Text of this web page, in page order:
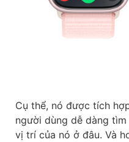
Cụ thể, nó được tích
người dùng dễ dàng
vị trí của nó ở đâu. Và